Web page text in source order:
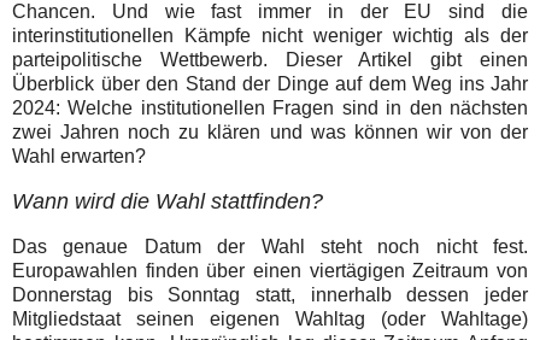
Chancen. Und wie fast immer in der EU sind die
interinstitutionellen Kämpfe nicht weniger wichtig als der
parteipolitische Wettbewerb. Dieser Artikel gibt einen
Überblick über den Stand der Dinge auf dem Weg ins Jahr
2024: Welche institutionellen Fragen sind in den nächsten
zwei Jahren noch zu klären und was können wir von der
Wahl erwarten?
Wann wird die Wahl stattfinden?
Das genaue Datum der Wahl steht noch nicht fest.
Europawahlen finden über einen viertägigen Zeitraum von
Donnerstag bis Sonntag statt, innerhalb dessen jeder
Mitgliedstaat seinen eigenen Wahltag (oder Wahltage)